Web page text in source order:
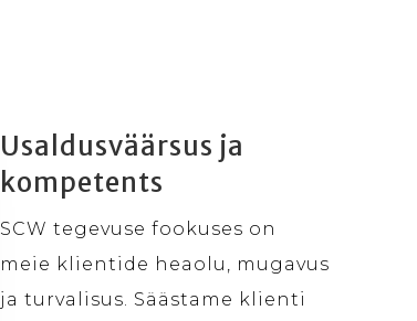
Usaldusväärsus ja
kompetents
SCW tegevuse fookuses on
meie klientide heaolu, mugavus
ja turvalisus. Säästame klienti